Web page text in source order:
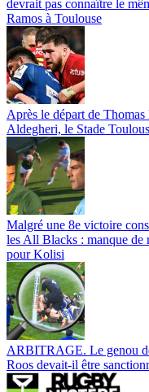
devrait pas connaître le
Ramos à Toulouse
Après le départ de
Aldegheri, le Stade
Malgré une 8e victoire
les All Blacks : manque de
pour Kolisi
ARBITRAGE. Le genou
Roos devait-il être